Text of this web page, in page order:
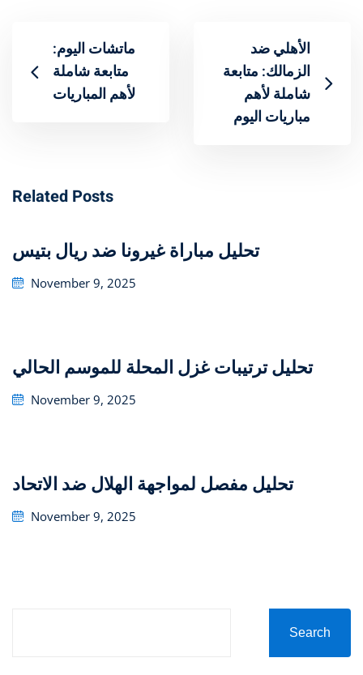
ماتشات اليوم:
متابعة شاملة
لأهم المباريات
الأهلي ضد
الزمالك: متابعة
شاملة لأهم
مباريات اليوم
Related Posts
تحليل مباراة غيرونا ضد ريال بتيس
Posted
November 9, 2025
تحليل ترتيبات غزل المحلة للموسم الحالي
Posted
November 9, 2025
تحليل مفصل لمواجهة الهلال ضد الاتحاد
Posted
November 9, 2025
Search